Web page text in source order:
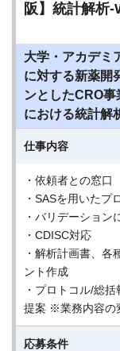
阪】統計解析
大学・アカデミ
に対する新薬開
ンとしたCRO
における統計解
仕事内容
・依頼者との窓口
・SASを用いたプ
・バリデーショ
・CDISC対応
・解析計画書、各
ント作成
・プロトコル/総
提案 ※業務内容の
応募条件